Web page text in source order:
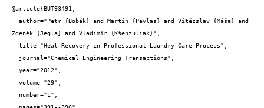
@article{BUT93491,
Zdeněk {Jegla} and Vladimír {Kšenzuliak}",